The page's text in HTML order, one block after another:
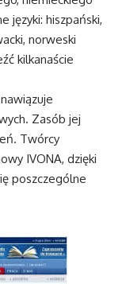
języki: hiszpański,
norweski
kilkanaście
Zasób jej
Twórcy
IVONA, dzięki
poszczególne